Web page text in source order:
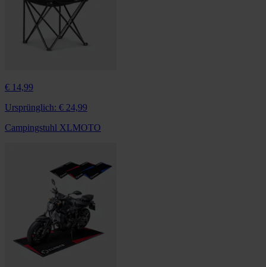
€ 14,99
Ursprünglich: € 24,99
Campingstuhl XLMOTO